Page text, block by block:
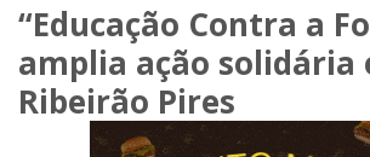
“Educação Contra a
amplia ação solidária
Ribeirão Pires